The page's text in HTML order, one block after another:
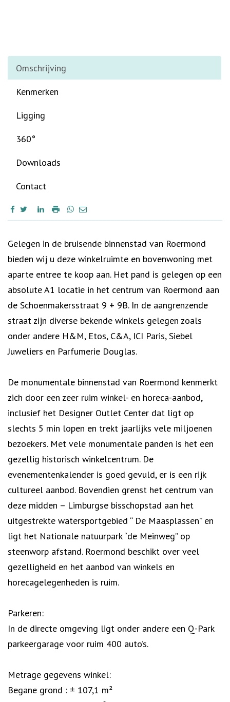
Omschrijving
Kenmerken
Ligging
360°
Downloads
Contact
Omschrijving
Gelegen in de bruisende binnenstad van Roermond
bieden wij u deze winkelruimte en bovenwoning met
aparte entree te koop aan. Het pand is gelegen op een
absolute A1 locatie in het centrum van Roermond aan
de Schoenmakersstraat 9 + 9B. In de aangrenzende
straat zijn diverse bekende winkels gelegen zoals
onder andere H&M, Etos, C&A, ICI Paris, Siebel
Juweliers en Parfumerie Douglas.
De monumentale binnenstad van Roermond kenmerkt
zich door een zeer ruim winkel- en horeca-aanbod,
inclusief het Designer Outlet Center dat ligt op
slechts 5 min lopen en trekt jaarlijks vele miljoenen
bezoekers. Met vele monumentale panden is het een
gezellig historisch winkelcentrum. De
evenementenkalender is goed gevuld, er is een rijk
cultureel aanbod. Bovendien grenst het centrum van
deze midden – Limburgse bisschopstad aan het
uitgestrekte watersportgebied “ De Maasplassen” en
ligt het Nationale natuurpark “de Meinweg” op
steenworp afstand. Roermond beschikt over veel
gezelligheid en het aanbod van winkels en
horecagelegenheden is ruim.
Parkeren:
In de directe omgeving ligt onder andere een Q-Park
parkeergarage voor ruim 400 auto’s.
Metrage gegevens winkel:
Begane grond : ± 107,1 m²